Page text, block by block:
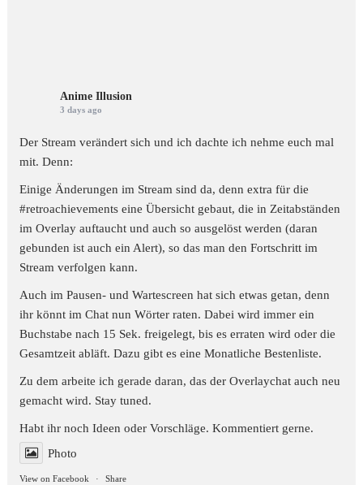
Anime Illusion
3 days ago
Der Stream verändert sich und ich dachte ich nehme euch mal
mit. Denn:
Einige Änderungen im Stream sind da, denn extra für die
#retroachievements eine Übersicht gebaut, die in Zeitabständen
im Overlay auftaucht und auch so ausgelöst werden (daran
gebunden ist auch ein Alert), so das man den Fortschritt im
Stream verfolgen kann.
Auch im Pausen- und Wartescreen hat sich etwas getan, denn
ihr könnt im Chat nun Wörter raten. Dabei wird immer ein
Buchstabe nach 15 Sek. freigelegt, bis es erraten wird oder die
Gesamtzeit abläft. Dazu gibt es eine Monatliche Bestenliste.
Zu dem arbeite ich gerade daran, das der Overlaychat auch neu
gemacht wird. Stay tuned.
Habt ihr noch Ideen oder Vorschläge. Kommentiert gerne.
Photo
View on Facebook · Share